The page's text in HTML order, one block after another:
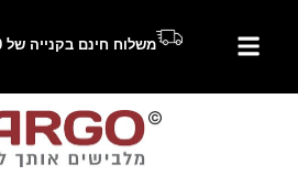
משלוח חינם בקנייה של ₪350 ומעלה